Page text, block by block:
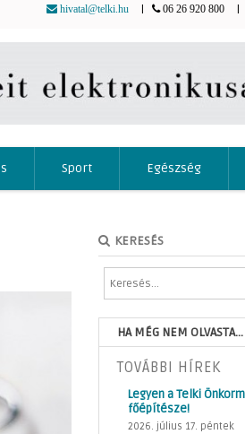
hivatal@telki.hu 06 26 920 800
Sport Egészség
KERESÉS
HA MÉG NEM OLVASTA...
TOVÁBBI HÍREK
Legyen a Telki
főépítésze!
2026. július 17. péntek